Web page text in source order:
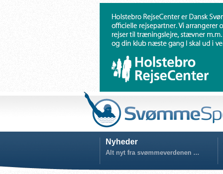
Nyheder
Alt nyt fra svømmeverdenen ...